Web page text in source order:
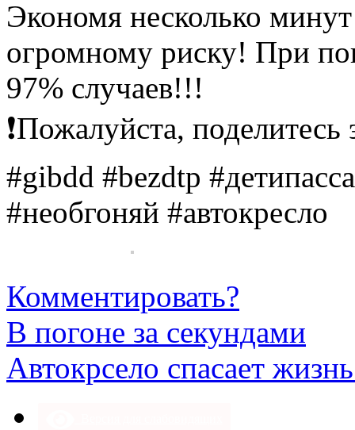
Экономя несколько
огромному риску! При
97% случаев!!!
❗Пожалуйста,
#gibdd #bezdtp
#необгоняй #автокресло
Комментировать?
В погоне за секундами
Автокрсело спасает